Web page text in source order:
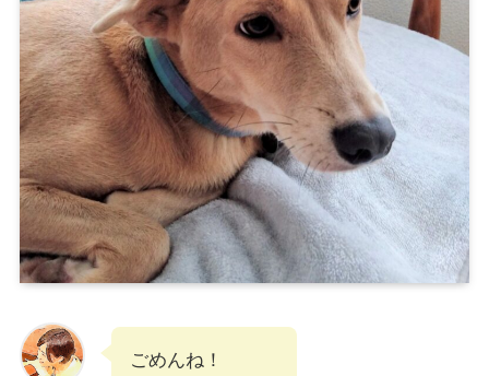
ごめんね！